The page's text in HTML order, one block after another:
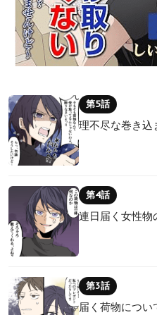
第5話
理不尽な巻き
第4話
連日届く女性
第3話
届く荷物につ